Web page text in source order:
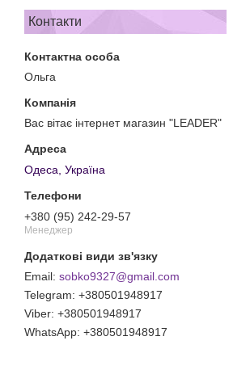
Контакти
Ольга
Вас вітає інтернет магазин "LEADER"
Одеса, Україна
+380 (95) 242-29-57
Менеджер
sobko9327@gmail.com
+380501948917
+380501948917
+380501948917